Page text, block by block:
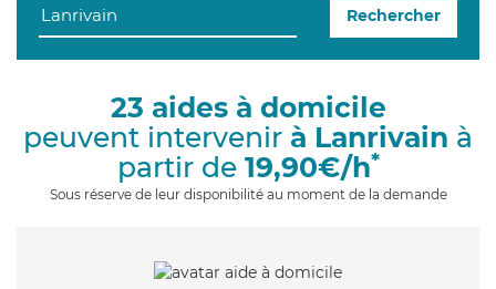
g
i
Rechercher
23 aides à domicile
peuvent intervenir à Lanrivain à
partir de 19,90€/h*
Sous réserve de leur disponibilité au moment de la demande